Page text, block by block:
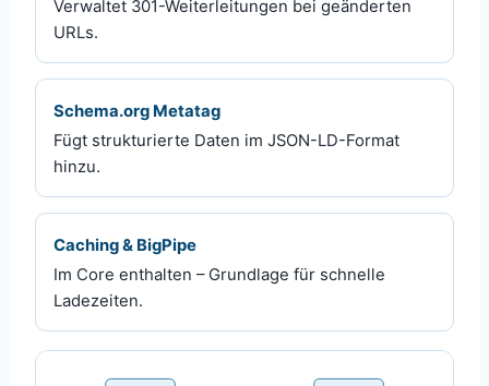
Verwaltet 301-Weiterleitungen bei geänderten
URLs.
Schema.org Metatag
Fügt strukturierte Daten im JSON-LD-Format
hinzu.
Caching & BigPipe
Im Core enthalten – Grundlage für schnelle
Ladezeiten.